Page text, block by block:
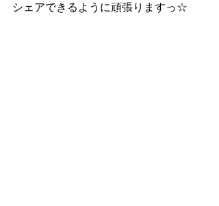
シェアできるように頑張りますっ☆